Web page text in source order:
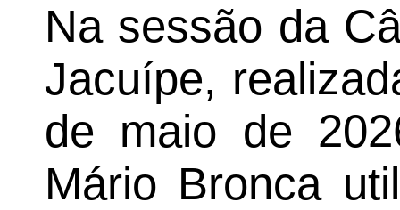
Na sessão da
Jacuípe,
de maio de
Mário Bronca